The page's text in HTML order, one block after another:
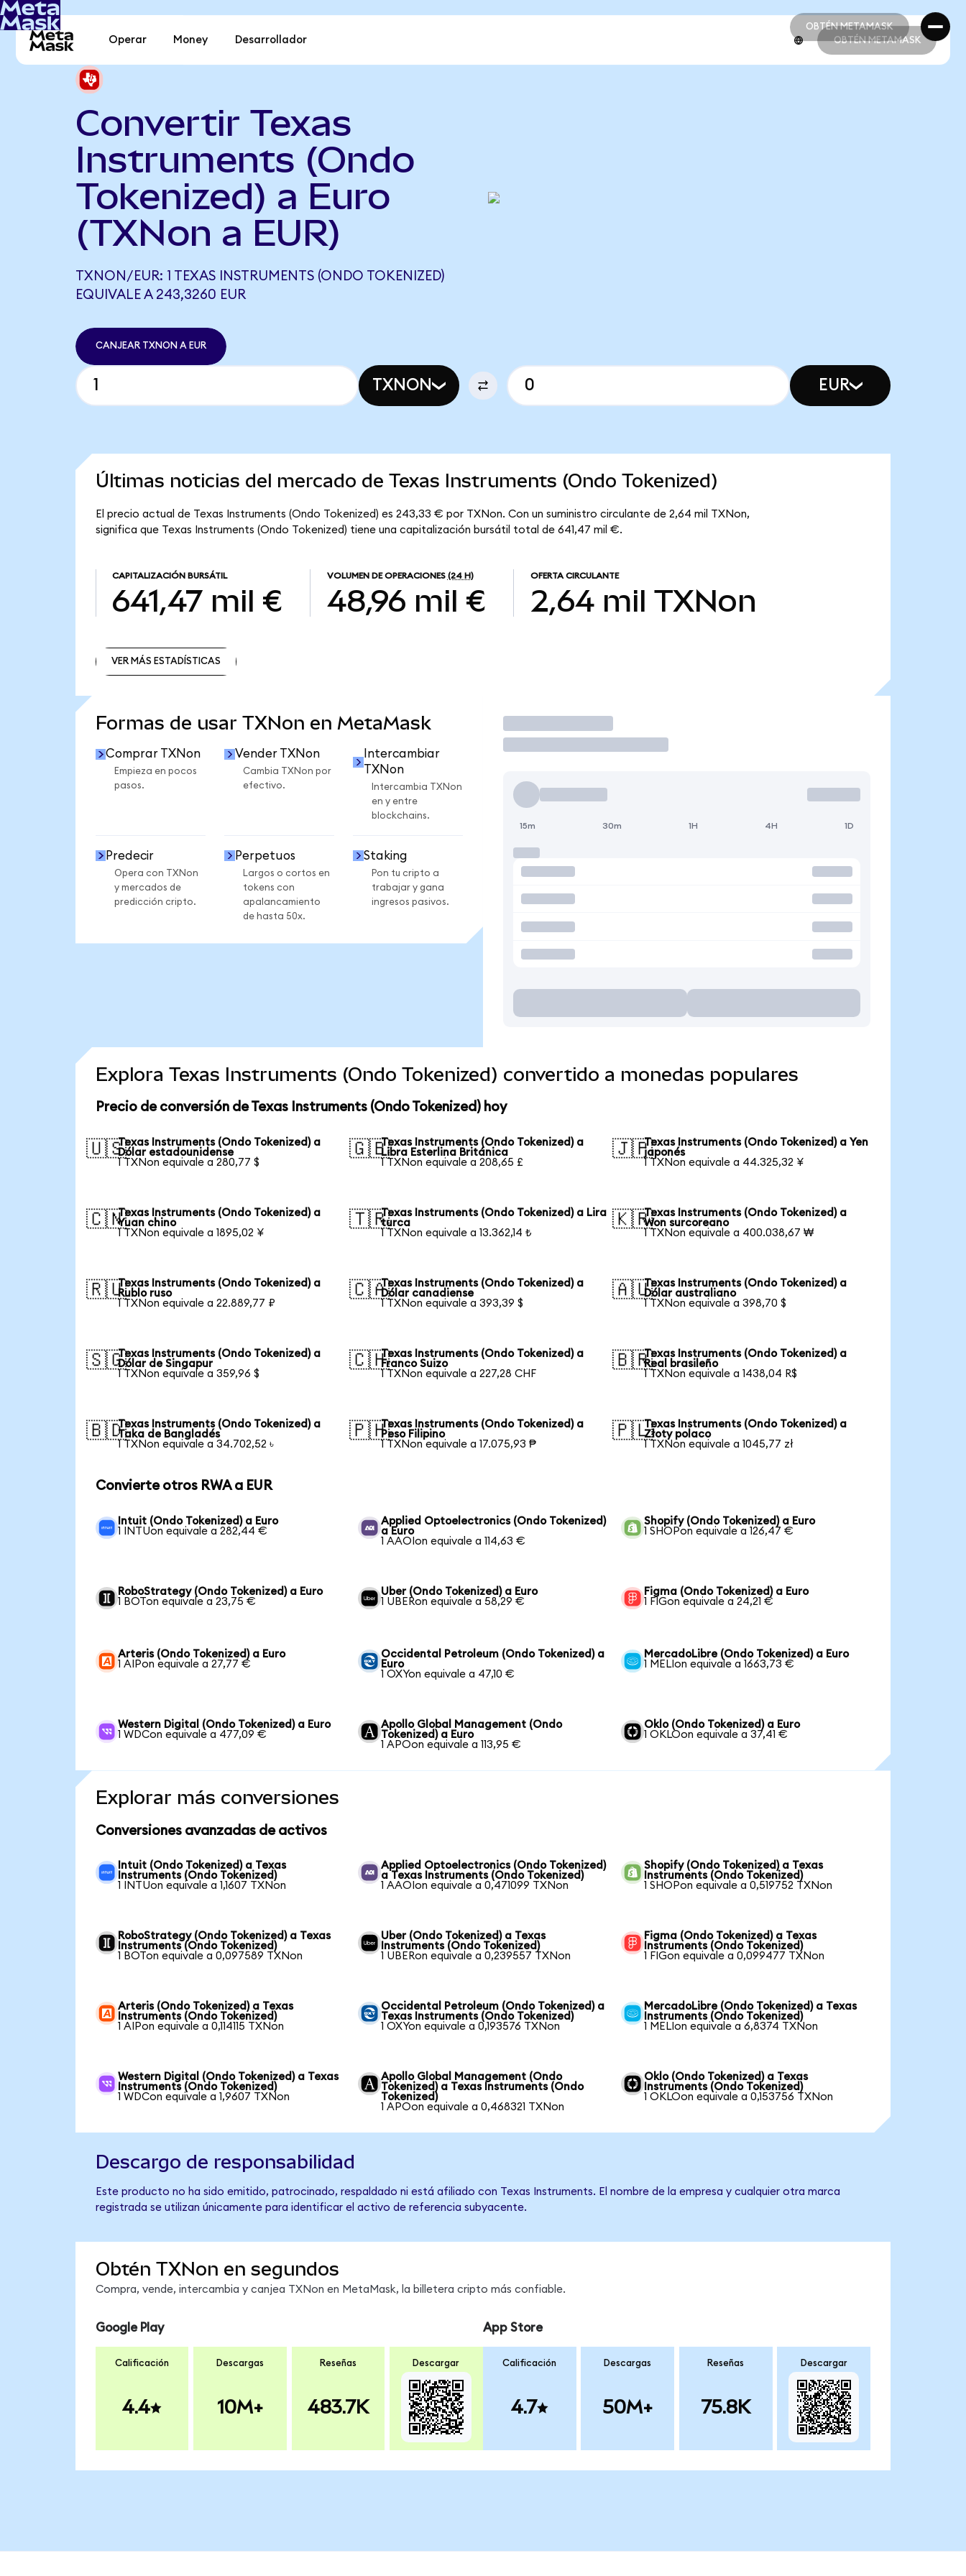
OBTÉN METAMASK
OBTÉN METAMASK
Operar Money Desarrollador OBTÉN METAMASK
Convertir Texas
Instruments (Ondo
Tokenized) a Euro
(TXNon a EUR)
TXNON/EUR: 1 TEXAS INSTRUMENTS (ONDO TOKENIZED)
EQUIVALE A 243,3260 EUR
CANJEAR TXNON A EUR
TXNON EUR
Últimas noticias del mercado de Texas Instruments (Ondo Tokenized)
El precio actual de Texas Instruments (Ondo Tokenized) es 243,33 € por TXNon. Con un suministro circulante de 2,64 mil TXNon,
significa que Texas Instruments (Ondo Tokenized) tiene una capitalización bursátil total de 641,47 mil €.
CAPITALIZACIÓN BURSÁTIL
641,47 mil €
VOLUMEN DE OPERACIONES (24 H)
48,96 mil €
OFERTA CIRCULANTE
2,64 mil TXNon
VER MÁS ESTADÍSTICAS
Formas de usar TXNon en MetaMask
Comprar TXNon
Empieza en pocos
pasos.
Vender TXNon
Cambia TXNon por
efectivo.
Intercambiar
TXNon
Intercambia TXNon
en y entre
blockchains.
Predecir
Opera con TXNon
y mercados de
predicción cripto.
Perpetuos
Largos o cortos en
tokens con
apalancamiento
de hasta 50x.
Staking
Pon tu cripto a
trabajar y gana
ingresos pasivos.
Operar
15m 30m 1H 4H 1D
Explora Texas Instruments (Ondo Tokenized) convertido a monedas populares
Precio de conversión de Texas Instruments (Ondo Tokenized) hoy
🇺🇸Texas Instruments (Ondo Tokenized) a
Dólar estadounidense
1 TXNon equivale a 280,77 $
🇬🇧Texas Instruments (Ondo Tokenized) a
Libra Esterlina Británica
1 TXNon equivale a 208,65 £
🇯🇵Texas Instruments (Ondo Tokenized) a Yen
japonés
1 TXNon equivale a 44.325,32 ¥
🇨🇳Texas Instruments (Ondo Tokenized) a
Yuan chino
1 TXNon equivale a 1895,02 ¥
🇹🇷Texas Instruments (Ondo Tokenized) a Lira
turca
1 TXNon equivale a 13.362,14 ₺
🇰🇷Texas Instruments (Ondo Tokenized) a
Won surcoreano
1 TXNon equivale a 400.038,67 ₩
🇷🇺Texas Instruments (Ondo Tokenized) a
Rublo ruso
1 TXNon equivale a 22.889,77 ₽
🇨🇦Texas Instruments (Ondo Tokenized) a
Dólar canadiense
1 TXNon equivale a 393,39 $
🇦🇺Texas Instruments (Ondo Tokenized) a
Dólar australiano
1 TXNon equivale a 398,70 $
🇸🇬Texas Instruments (Ondo Tokenized) a
Dólar de Singapur
1 TXNon equivale a 359,96 $
🇨🇭Texas Instruments (Ondo Tokenized) a
Franco Suizo
1 TXNon equivale a 227,28 CHF
🇧🇷Texas Instruments (Ondo Tokenized) a
Real brasileño
1 TXNon equivale a 1438,04 R$
🇧🇩Texas Instruments (Ondo Tokenized) a
Taka de Bangladés
1 TXNon equivale a 34.702,52 ৳
🇵🇭Texas Instruments (Ondo Tokenized) a
Peso Filipino
1 TXNon equivale a 17.075,93 ₱
🇵🇱Texas Instruments (Ondo Tokenized) a
Złoty polaco
1 TXNon equivale a 1045,77 zł
Convierte otros RWA a EUR
Intuit (Ondo Tokenized) a Euro
1 INTUon equivale a 282,44 €
Applied Optoelectronics (Ondo Tokenized)
a Euro
1 AAOIon equivale a 114,63 €
Shopify (Ondo Tokenized) a Euro
1 SHOPon equivale a 126,47 €
RoboStrategy (Ondo Tokenized) a Euro
1 BOTon equivale a 23,75 €
Uber (Ondo Tokenized) a Euro
1 UBERon equivale a 58,29 €
Figma (Ondo Tokenized) a Euro
1 FIGon equivale a 24,21 €
Arteris (Ondo Tokenized) a Euro
1 AIPon equivale a 27,77 €
Occidental Petroleum (Ondo Tokenized) a
Euro
1 OXYon equivale a 47,10 €
MercadoLibre (Ondo Tokenized) a Euro
1 MELIon equivale a 1663,73 €
Western Digital (Ondo Tokenized) a Euro
1 WDCon equivale a 477,09 €
Apollo Global Management (Ondo
Tokenized) a Euro
1 APOon equivale a 113,95 €
Oklo (Ondo Tokenized) a Euro
1 OKLOon equivale a 37,41 €
Explorar más conversiones
Conversiones avanzadas de activos
Intuit (Ondo Tokenized) a Texas
Instruments (Ondo Tokenized)
1 INTUon equivale a 1,1607 TXNon
Applied Optoelectronics (Ondo Tokenized)
a Texas Instruments (Ondo Tokenized)
1 AAOIon equivale a 0,471099 TXNon
Shopify (Ondo Tokenized) a Texas
Instruments (Ondo Tokenized)
1 SHOPon equivale a 0,519752 TXNon
RoboStrategy (Ondo Tokenized) a Texas
Instruments (Ondo Tokenized)
1 BOTon equivale a 0,097589 TXNon
Uber (Ondo Tokenized) a Texas
Instruments (Ondo Tokenized)
1 UBERon equivale a 0,239557 TXNon
Figma (Ondo Tokenized) a Texas
Instruments (Ondo Tokenized)
1 FIGon equivale a 0,099477 TXNon
Arteris (Ondo Tokenized) a Texas
Instruments (Ondo Tokenized)
1 AIPon equivale a 0,114115 TXNon
Occidental Petroleum (Ondo Tokenized) a
Texas Instruments (Ondo Tokenized)
1 OXYon equivale a 0,193576 TXNon
MercadoLibre (Ondo Tokenized) a Texas
Instruments (Ondo Tokenized)
1 MELIon equivale a 6,8374 TXNon
Western Digital (Ondo Tokenized) a Texas
Instruments (Ondo Tokenized)
1 WDCon equivale a 1,9607 TXNon
Apollo Global Management (Ondo
Tokenized) a Texas Instruments (Ondo
Tokenized)
1 APOon equivale a 0,468321 TXNon
Oklo (Ondo Tokenized) a Texas
Instruments (Ondo Tokenized)
1 OKLOon equivale a 0,153756 TXNon
Descargo de responsabilidad
Este producto no ha sido emitido, patrocinado, respaldado ni está afiliado con Texas Instruments. El nombre de la empresa y cualquier otra marca
registrada se utilizan únicamente para identificar el activo de referencia subyacente.
Obtén TXNon en segundos
Compra, vende, intercambia y canjea TXNon en MetaMask, la billetera cripto más confiable.
Google Play
Calificación
4.4
Descargas
10M+
Reseñas
483.7K
Descargar
App Store
Calificación
4.7
Descargas
50M+
Reseñas
75.8K
Descargar